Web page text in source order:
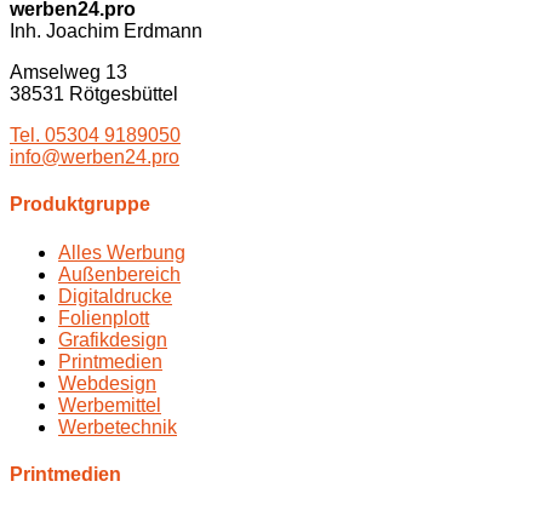
werben24.pro
Inh. Joachim Erdmann
Amselweg 13
38531 Rötgesbüttel
Tel. 05304 9189050
info@werben24.pro
Produktgruppe
Alles Werbung
Außenbereich
Digitaldrucke
Folienplott
Grafikdesign
Printmedien
Webdesign
Werbemittel
Werbetechnik
Printmedien